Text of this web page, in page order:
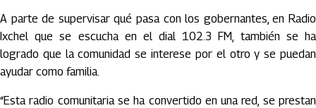
A parte de supervisar qué pasa con los gobernantes, en Radio
Ixchel que se escucha en el dial 102.3 FM, también se ha
logrado que la comunidad se interese por el otro y se puedan
ayudar como familia.
“Esta radio comunitaria se ha convertido en una red, se prestan